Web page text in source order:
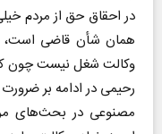
در احقاق حق از مردم
همان شأن قاضی است،
وکالت شغل نیست چون
رحیمی در ادامه بر
مصنوعی در بحث‌های